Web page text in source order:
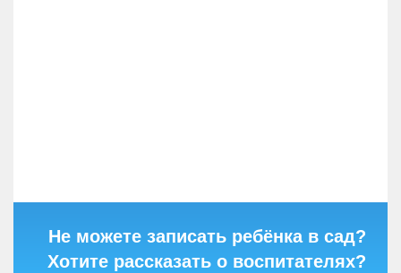
Не можете записать ребёнка в сад?
Хотите рассказать о воспитателях?